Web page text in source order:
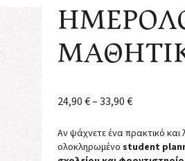
24,90€– 33,90€
Αν ψάχνετε ένα πρακτικό και
ολοκληρωμένο student